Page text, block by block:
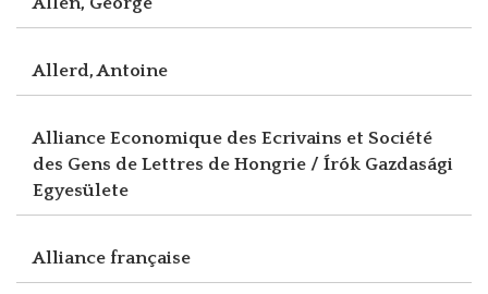
Allerd, Antoine
Alliance Economique des Ecrivains et Société
des Gens de Lettres de Hongrie / Írók Gazdasági
Egyesülete
Alliance française